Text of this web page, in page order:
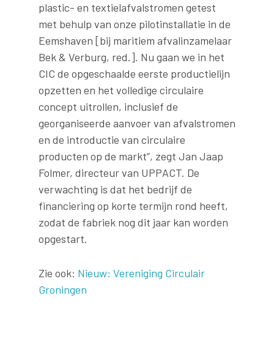
plastic- en textielafvalstromen getest
met behulp van onze pilotinstallatie in de
Eemshaven [bij maritiem afvalinzamelaar
Bek & Verburg, red.]. Nu gaan we in het
CIC de opgeschaalde eerste productielijn
opzetten en het volledige circulaire
concept uitrollen, inclusief de
georganiseerde aanvoer van afvalstromen
en de introductie van circulaire
producten op de markt”, zegt Jan Jaap
Folmer, directeur van UPPACT. De
verwachting is dat het bedrijf de
financiering op korte termijn rond heeft,
zodat de fabriek nog dit jaar kan worden
opgestart.
Zie ook: Nieuw: Vereniging Circulair
Groningen